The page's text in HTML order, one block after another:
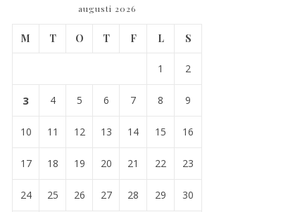
augusti 2026
M T O T F L S
1 2
3 4 5 6 7 8 9
10 11 12 13 14 15 16
17 18 19 20 21 22 23
24 25 26 27 28 29 30